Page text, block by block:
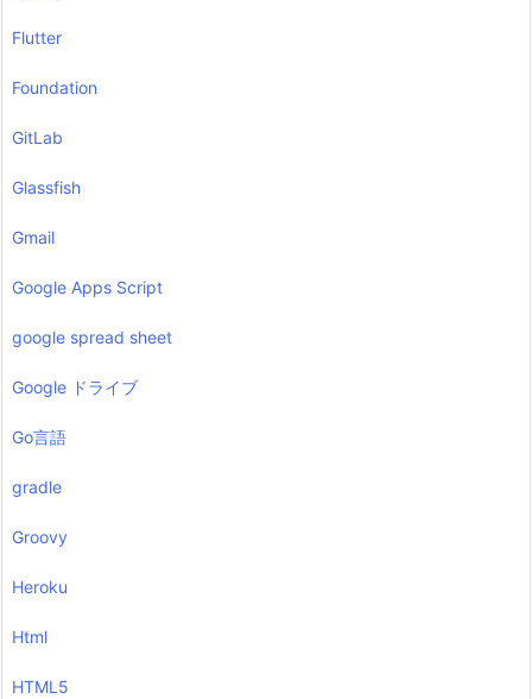
Flutter
Foundation
GitLab
Glassfish
Gmail
Google Apps Script
google spread sheet
Google ドライブ
Go言語
gradle
Groovy
Heroku
Html
HTML5